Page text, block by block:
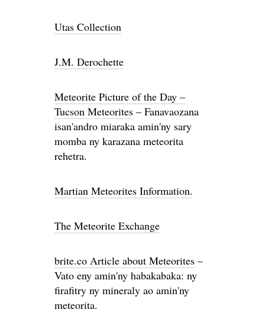
Utas Collection
J.M. Derochette
Meteorite Picture of the Day –
Tucson Meteorites – Fanavaozana
isan'andro miaraka amin'ny sary
momba ny karazana meteorita
rehetra.
Martian Meteorites Information.
The Meteorite Exchange
brite.co Article about Meteorites –
Vato eny amin'ny habakabaka: ny
firafitry ny mineraly ao amin'ny
meteorita.